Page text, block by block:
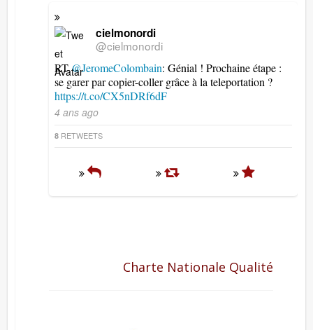
cielmonordi
@cielmonordi
RT@JeromeColombain: Génial ! Prochaine étape :
se garer par copier-coller grâce à la teleportation ?
https://t.co/CX5nDRf6dF
4 ans ago
8 RETWEETS
Charte Nationale Qualité